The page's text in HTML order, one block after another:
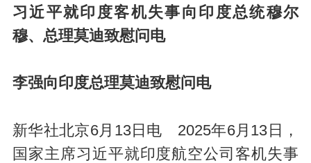
习近平就印度客机失事向印度总统穆尔
穆、总理莫迪致慰问电
李强向印度总理莫迪致慰问电
新华社北京6月13日电 2025年6月13日，
国家主席习近平就印度航空公司客机失事